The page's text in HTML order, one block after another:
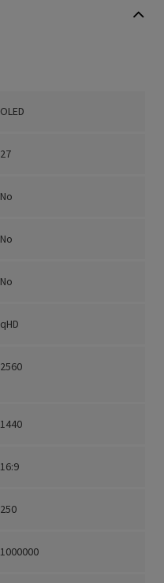
OLED
27
No
No
No
qHD
2560
1440
16:9
250
1000000